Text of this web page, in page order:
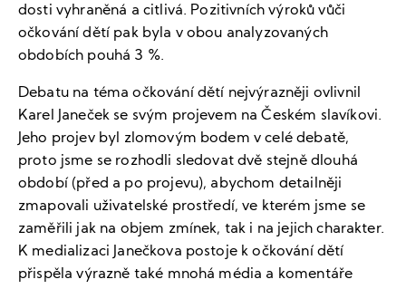
dosti vyhraněná a citlivá. Pozitivních výroků vůči
očkování dětí pak byla v obou analyzovaných
obdobích pouhá 3 %.
Debatu na téma očkování dětí nejvýrazněji ovlivnil
Karel Janeček se svým projevem na Českém slavíkovi.
Jeho projev byl zlomovým bodem v celé debatě,
proto jsme se rozhodli sledovat dvě stejně dlouhá
období (před a po projevu), abychom detailněji
zmapovali uživatelské prostředí, ve kterém jsme se
zaměřili jak na objem zmínek, tak i na jejich charakter.
K medializaci Janečkova postoje k očkování dětí
přispěla výrazně také mnohá média a komentáře